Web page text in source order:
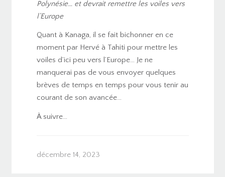
Polynésie… et devrait remettre les voiles vers
l’Europe
Quant à Kanaga, il se fait bichonner en ce
moment par Hervé à Tahiti pour mettre les
voiles d’ici peu vers l’Europe… Je ne
manquerai pas de vous envoyer quelques
brèves de temps en temps pour vous tenir au
courant de son avancée…
À suivre…
décembre 14, 2023